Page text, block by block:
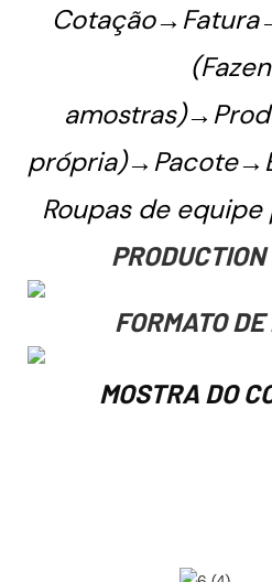
Roupas de
FORMATO
MOSTRA DO